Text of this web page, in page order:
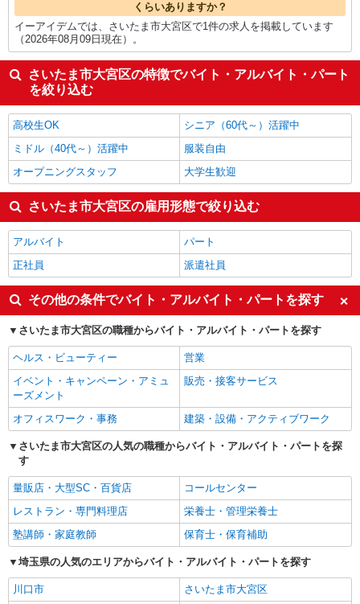
くらいありますか？
イーアイデムでは、さいたま市大宮区で1件の求人を掲載しています
（2026年08月09日現在）。
さいたま市大宮区の特徴でバイト・アルバイト・パート
を絞り込む
高校生OK
シニア（60代～）活躍中
ミドル（40代～）活躍中
服装自由
オープニングスタッフ
大学生歓迎
さいたま市大宮区の雇用形態で絞り込む
アルバイト
パート
正社員
派遣社員
その他の条件でバイト・アルバイト・パートを探す
さいたま市大宮区の職種からバイト・アルバイト・パートを探す
ヘルス・ビューティー
営業
イベント・キャンペーン・アミュ
ーズメント
販売・接客サービス
オフィスワーク・事務 建築・設備・アクティブワーク
さいたま市大宮区の人気の職種からバイト・アルバイト・パートを探
す
量販店・大型SC・百貨店
コールセンター
レストラン・専門料理店
栄養士・管理栄養士
塾講師・家庭教師
保育士・保育補助
埼玉県の人気のエリアからバイト・アルバイト・パートを探す
川口市
さいたま市大宮区